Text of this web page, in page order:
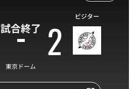
試合終了 2
ビジター
東京ドーム